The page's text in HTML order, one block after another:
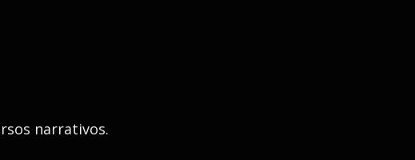
narrativos.